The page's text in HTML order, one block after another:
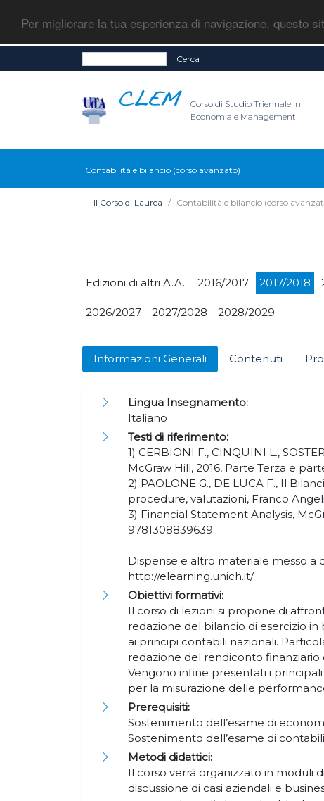
Per migliorare la tua esperienza di navigazione, questo
Cerca
Corso di Studio Triennale in
Economia e Management
Contabilità e bilancio (corso avanzato)
Il Corso di Laurea Contabilità e bilancio (corso
Edizioni di altri A.A.: 2016/2017 2017/2018
2026/2027 2027/2028 2028/2029
Informazioni Generali Contenuti
Lingua Insegnamento:
Italiano
Testi di riferimento:
1) CERBIONI F., CINQUINI L.,
McGraw Hill, 2016, Parte Terza e
2) PAOLONE G., DE LUCA F., Il
procedure, valutazioni, Franco
3) Financial Statement Analysis,
9781308839639;
Dispense e altro materiale messo a
http://elearning.unich.it/
Obiettivi formativi:
Il corso di lezioni si propone di
redazione del bilancio di esercizio in
ai principi contabili nazionali.
redazione del rendiconto
Vengono infine presentati i
per la misurazione delle
Prerequisiti:
Sostenimento dell’esame di
Sostenimento dell’esame di
Metodi didattici:
Il corso verrà organizzato in moduli
discussione di casi aziendali e